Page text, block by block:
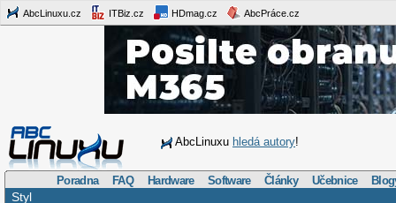
AbcLinuxu.cz ITBiz.cz HDmag.cz AbcPráce.cz
AbcLinuxu hledá autory!
Poradna FAQ Hardware Software Články Učebnice
Styl